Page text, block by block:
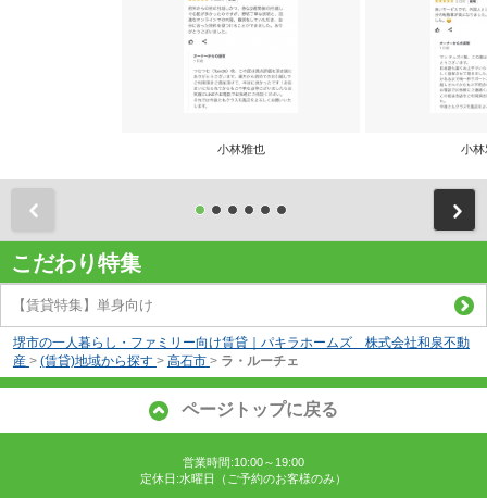
小林雅也 小林
こだわり特集
【賃貸特集】単身向け
堺市の一人暮らし・ファミリー向け賃貸｜パキラホームズ 株式会社和泉不動
産 > (賃貸)地域から探す > 高石市 > ラ・ルーチェ
ページトップに戻る
営業時間:10:00～19:00
定休日:水曜日（ご予約のお客様のみ）